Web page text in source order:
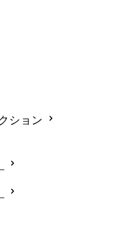
ション